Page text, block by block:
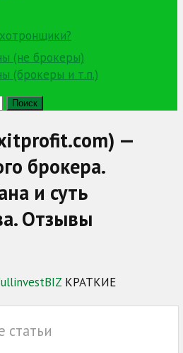
(не брокеры)
(брокеры и т.п.)
—
брокера.
и суть
Отзывы
КРАТКИЕ
статьи